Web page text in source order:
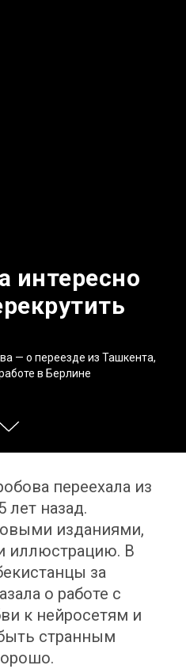
интересно
— о переезде из Ташкента,
в Берлине
переехала из
лет назад.
изданиями,
иллюстрацию. В
за
о работе с
к нейросетям и
странным